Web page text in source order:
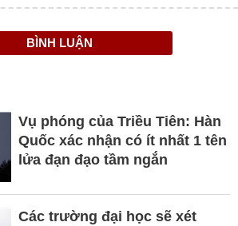
BÌNH LUẬN
Vụ phóng của Triều Tiên: Hàn
Quốc xác nhận có ít nhất 1 tên
lửa đạn đạo tầm ngắn
Các trường đại học sẽ xét